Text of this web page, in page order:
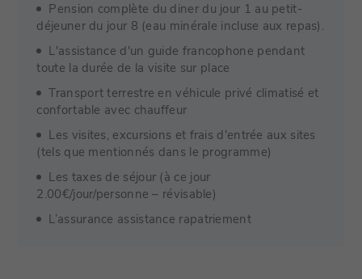
Pension complète du diner du jour 1 au petit-
déjeuner du jour 8 (eau minérale incluse aux repas).
L'assistance d'un guide francophone pendant
toute la durée de la visite sur place
Transport terrestre en véhicule privé climatisé et
confortable avec chauffeur
Les visites, excursions et frais d'entrée aux sites
(tels que mentionnés dans le programme)
Les taxes de séjour (à ce jour
2.00€/jour/personne – révisable)
L’assurance assistance rapatriement